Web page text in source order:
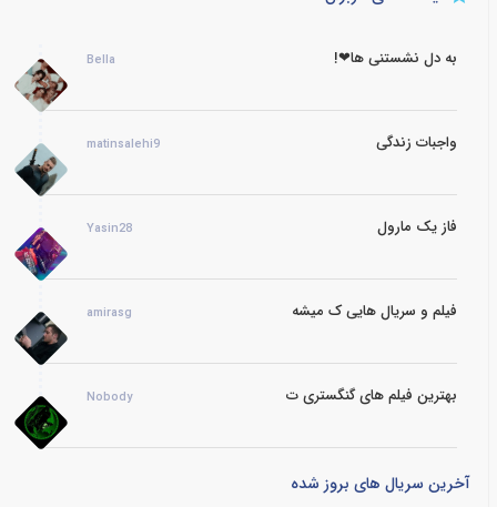
به دل نشستنی ها❤! Bella
واجبات زندگی matinsalehi9
فاز یک مارول Yasin28
فیلم و سریال هایی ک میشه amirasg
بهترین فیلم های گنگستری ت Nobody
آخرین سریال های بروز شده